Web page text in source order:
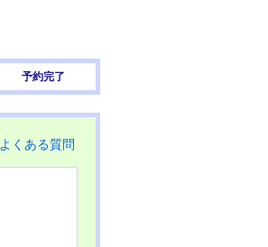
予約完了
よくある質問